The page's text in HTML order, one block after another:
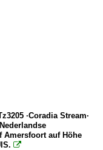
Enschede
·Coradia Stream·
Amersfoort auf Höhe
